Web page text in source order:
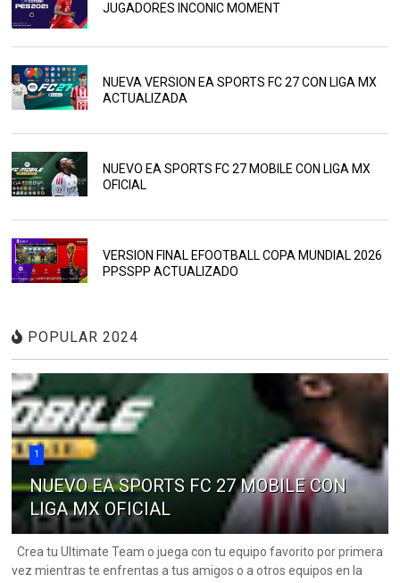
JUGADORES INCONIC MOMENT
NUEVA VERSION EA SPORTS FC 27 CON LIGA MX
ACTUALIZADA
NUEVO EA SPORTS FC 27 MOBILE CON LIGA MX
OFICIAL
VERSION FINAL EFOOTBALL COPA MUNDIAL 2026
PPSSPP ACTUALIZADO
POPULAR 2024
1
NUEVO EA SPORTS FC 27 MOBILE CON
LIGA MX OFICIAL
Crea tu Ultimate Team o juega con tu equipo favorito por primera
vez mientras te enfrentas a tus amigos o a otros equipos en la